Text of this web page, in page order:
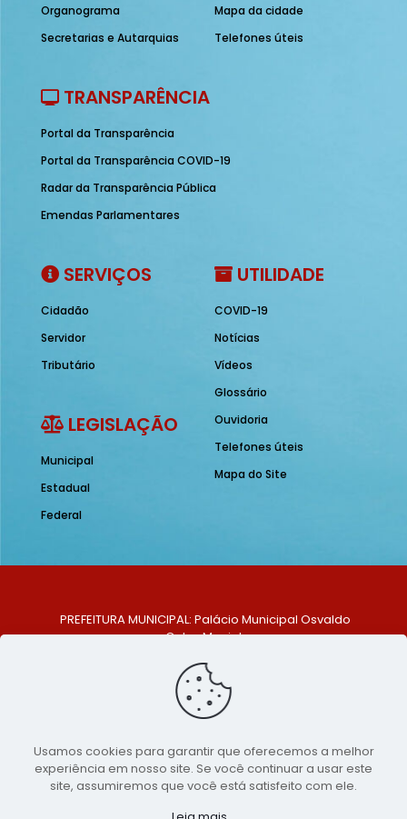
Organograma
Secretarias e Autarquias
Mapa da cidade
Telefones úteis
TRANSPARÊNCIA
Portal da Transparência
Portal da Transparência COVID-19
Radar da Transparência Pública
Emendas Parlamentares
SERVIÇOS
Cidadão
Servidor
Tributário
LEGISLAÇÃO
Municipal
Estadual
Federal
UTILIDADE
COVID-19
Notícias
Vídeos
Glossário
Ouvidoria
Telefones úteis
Mapa do Site
PREFEITURA MUNICIPAL: Palácio Municipal Osvaldo
Celso Maciel
Centro, São Bento do Una - PE. CEP: 553370-128
TELEFONE: (81) 99548-1569
E-MAIL: ouvidoria@saobentodouna.pe.gov.br
Copyright 2021-2026 - Assessoria de Comunicação da
Prefeitura de São Bento do Una - PE
Usamos cookies para garantir que oferecemos a melhor
experiência em nosso site. Se você continuar a usar este
site, assumiremos que você está satisfeito com ele.